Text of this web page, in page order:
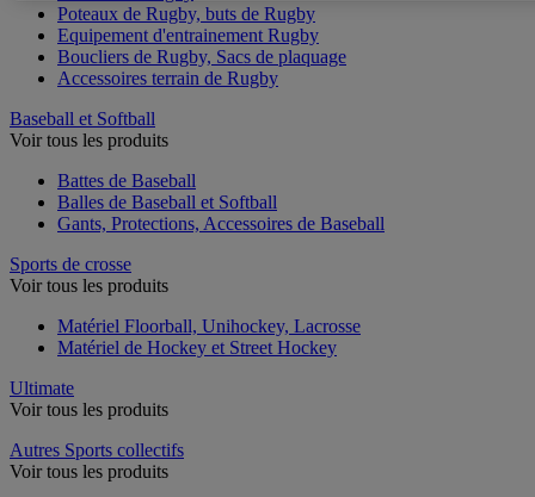
Poteaux de Rugby, buts de Rugby
Equipement d'entrainement Rugby
Boucliers de Rugby, Sacs de plaquage
Accessoires terrain de Rugby
Baseball et Softball
Voir tous les produits
Battes de Baseball
Balles de Baseball et Softball
Gants, Protections, Accessoires de Baseball
Sports de crosse
Voir tous les produits
Matériel Floorball, Unihockey, Lacrosse
Matériel de Hockey et Street Hockey
Ultimate
Voir tous les produits
Autres Sports collectifs
Voir tous les produits